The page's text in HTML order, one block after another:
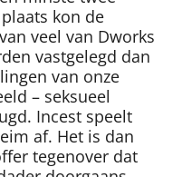
kon de
veel van Dworks
vastgelegd dan
van onze
– seksueel
Incest speelt
af. Het is dan
tegenover dat